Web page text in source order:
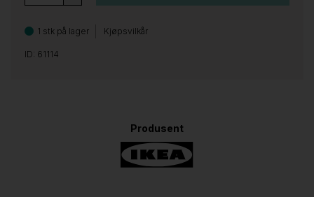
1 stk på lager Kjøpsvilkår
ID: 61114
Produsent